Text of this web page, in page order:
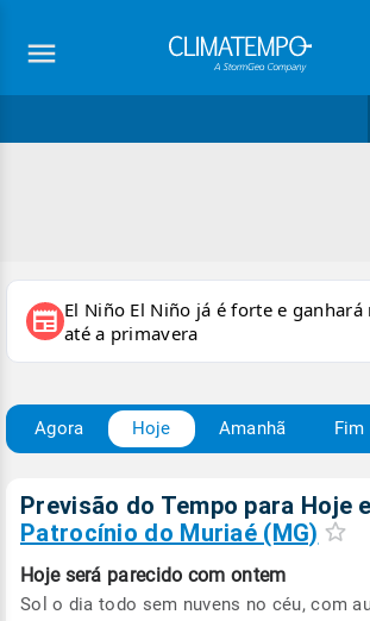
newspaper El Niño El Niño já é forte e ganhará
até a primavera
Agora Hoje Amanhã Fim
Previsão do Tempo para Hoje
Patrocínio do Muriaé (MG)
Hoje será parecido com ontem
Sol o dia todo sem nuvens no céu, com